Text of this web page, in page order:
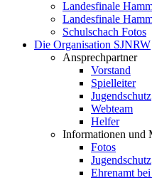
Landesfinale
Landesfinale
Schulschach Fotos
Die Organisation SJNRW
Ansprechpartner
Vorstand
Spielleiter
Jugendschutz
Webteam
Helfer
Informationen und
Fotos
Jugendschutz
Ehrenamt